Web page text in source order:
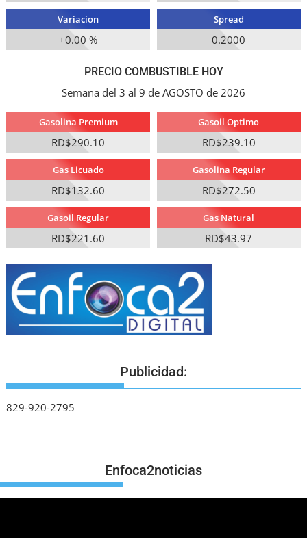
Variacion
+0.00 %
Spread
0.2000
PRECIO COMBUSTIBLE HOY
Semana del 3 al 9 de AGOSTO de 2026
Gasolina Premium
RD$290.10
Gasoil Optimo
RD$239.10
Gas Licuado
RD$132.60
Gasolina Regular
RD$272.50
Gasoil Regular
RD$221.60
Gas Natural
RD$43.97
Publicidad:
829-920-2795
Enfoca2noticias